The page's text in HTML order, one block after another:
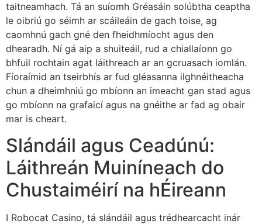
taitneamhach. Tá an suíomh Gréasáin solúbtha ceaptha
le oibriú go séimh ar scáileáin de gach toise, ag
caomhnú gach gné den fheidhmíocht agus den
dhearadh. Ní gá aip a shuiteáil, rud a chiallaíonn go
bhfuil rochtain agat láithreach ar an gcruasach iomlán.
Fíoraímid an tseirbhís ar fud gléasanna ilghnéitheacha
chun a dheimhniú go mbíonn an imeacht gan stad agus
go mbíonn na grafaicí agus na gnéithe ar fad ag obair
mar is cheart.
Slándáil agus Ceadúnú:
Láithreán Muiníneach do
Chustaiméirí na hÉireann
I Robocat Casino, tá slándáil agus trédhearcacht inár